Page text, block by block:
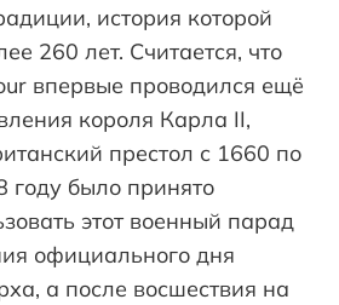
история которой
260 лет. Считается, что
впервые проводился ещё
короля Карла II,
престол с 1660 по
году было принято
этот военный парад
официального дня
а после восшествия на